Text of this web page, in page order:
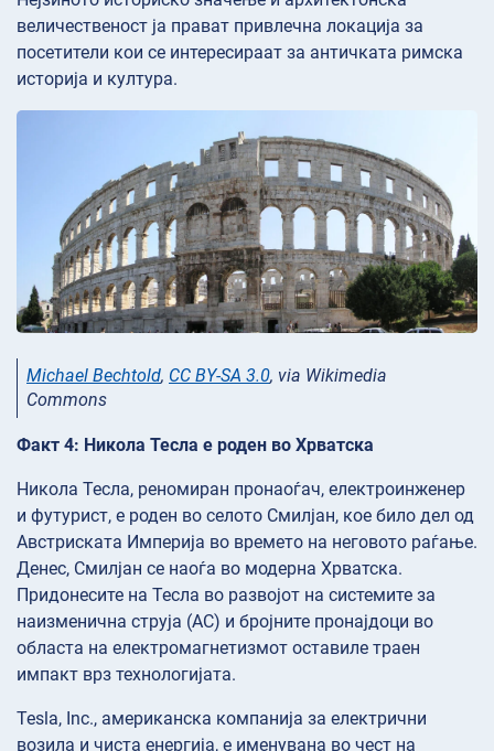
величественост ја прават привлечна локација за
посетители кои се интересираат за античката римска
историја и култура.
Michael Bechtold, CC BY-SA 3.0, via Wikimedia
Commons
Факт 4: Никола Тесла е роден во Хрватска
Никола Тесла, реномиран пронаоѓач, електроинженер
и футурист, е роден во селото Смилјан, кое било дел од
Австриската Империја во времето на неговото раѓање.
Денес, Смилјан се наоѓа во модерна Хрватска.
Придонесите на Тесла во развојот на системите за
наизменична струја (AC) и бројните пронајдоци во
областа на електромагнетизмот оставиле траен
импакт врз технологијата.
Tesla, Inc., американска компанија за електрични
возила и чиста енергија, е именувана во чест на